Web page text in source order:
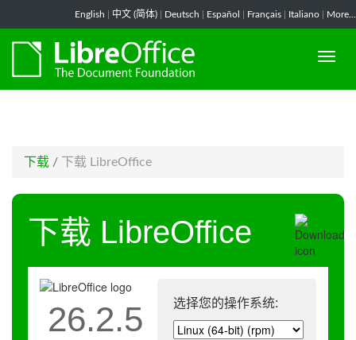
English 中文 (简体) Deutsch Español Français Italiano More...
下载 / 下载 LibreOffice
下载 LibreOffice
选择您的操作系统:
26.2.5